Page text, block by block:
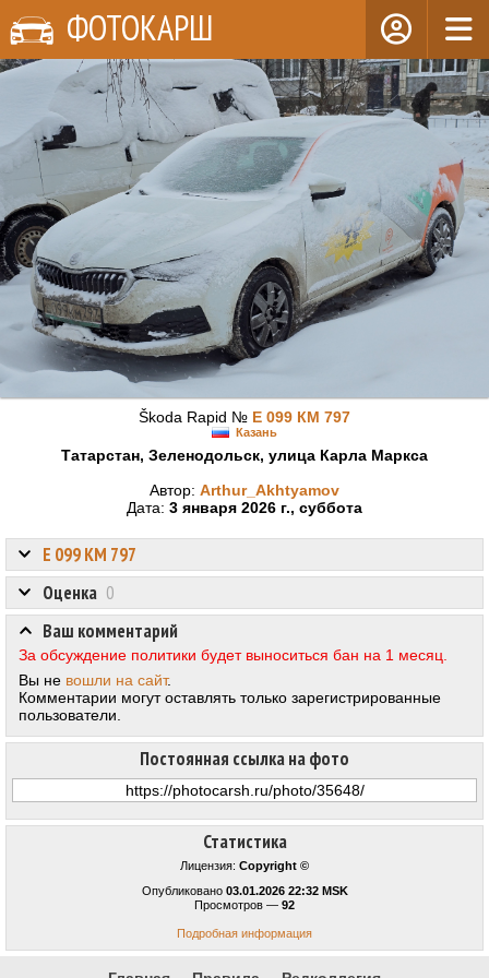
ФОТОКАРШ
Škoda Rapid № Е 099 КМ 797
Казань
Татарстан, Зеленодольск, улица Карла Маркса
Автор: Arthur_Akhtyamov
Дата: 3 января 2026 г., суббота
Статистика
Лицензия: Copyright ©
Опубликовано 03.01.2026 22:32 MSK
Просмотров — 92
Подробная информация
Оценка 0
Постоянная ссылка на фото
Е 099 КМ 797
Ваш комментарий
За обсуждение политики будет выноситься бан на 1 месяц.
Вы не вошли на сайт.
Комментарии могут оставлять только зарегистрированные
пользователи.